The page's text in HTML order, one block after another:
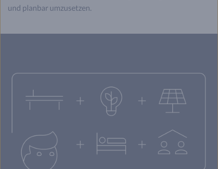
und planbar umzusetzen.